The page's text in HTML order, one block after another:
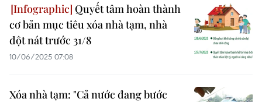
Quyết tâm hoàn thành
cơ bản mục tiêu xóa nhà tạm, nhà
dột nát trước 31/8
10/06/2025 07:08
Xóa nhà tạm: "Cả nước đang bước